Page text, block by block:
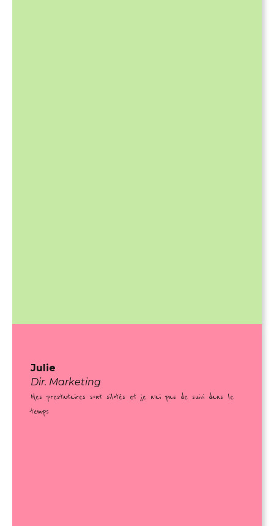
Julie
Dir. Marketing
Mes prestataires sont silotés et je n’ai pas de suivi dans le
temps